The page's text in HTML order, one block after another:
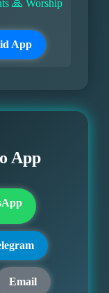
🙏 Worship
App
App
Email